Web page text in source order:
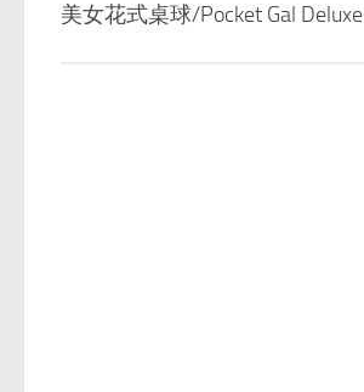
美女花式桌球/Pocket Gal Deluxe